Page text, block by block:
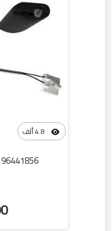
96441856 - عوامه بنزين تنك دايو